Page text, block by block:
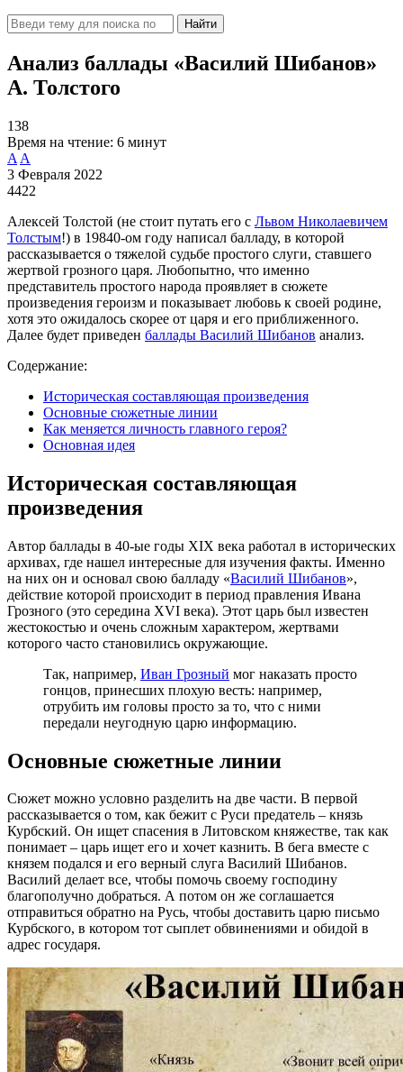
Найти
Анализ баллады «Василий Шибанов»
А. Толстого
138
Время на чтение: 6 минут
A A
3 Февраля 2022
4422
Алексей Толстой (не стоит путать его с Львом Николаевичем
Толстым!) в 19840-ом году написал балладу, в которой
рассказывается о тяжелой судьбе простого слуги, ставшего
жертвой грозного царя. Любопытно, что именно
представитель простого народа проявляет в сюжете
произведения героизм и показывает любовь к своей родине,
хотя это ожидалось скорее от царя и его приближенного.
Далее будет приведен баллады Василий Шибанов анализ.
Содержание:
Историческая составляющая произведения
Основные сюжетные линии
Как меняется личность главного героя?
Основная идея
Историческая составляющая
произведения
Автор баллады в 40-ые годы XIX века работал в исторических
архивах, где нашел интересные для изучения факты. Именно
на них он и основал свою балладу «Василий Шибанов»,
действие которой происходит в период правления Ивана
Грозного (это середина XVI века). Этот царь был известен
жестокостью и очень сложным характером, жертвами
которого часто становились окружающие.
Так, например, Иван Грозный мог наказать просто
гонцов, принесших плохую весть: например,
отрубить им головы просто за то, что с ними
передали неугодную царю информацию.
Основные сюжетные линии
Сюжет можно условно разделить на две части. В первой
рассказывается о том, как бежит с Руси предатель – князь
Курбский. Он ищет спасения в Литовском княжестве, так как
понимает – царь ищет его и хочет казнить. В бега вместе с
князем подался и его верный слуга Василий Шибанов.
Василий делает все, чтобы помочь своему господину
благополучно добраться. А потом он же соглашается
отправиться обратно на Русь, чтобы доставить царю письмо
Курбского, в котором тот сыплет обвинениями и обидой в
адрес государя.